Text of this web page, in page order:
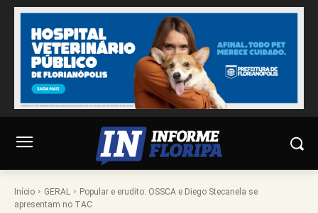
Início GERAL
Popular e erudito: OSSCA e Diego Stecanela se
apresentam no TAC